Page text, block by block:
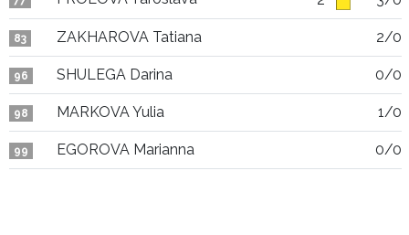
83 ZAKHAROVA Tatiana 2/0
96 SHULEGA Darina 0/0
98 MARKOVA Yulia 1/0
99 EGOROVA Marianna 0/0